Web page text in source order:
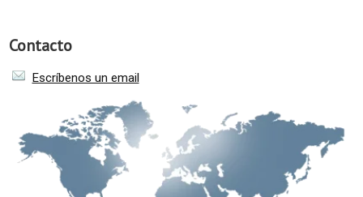
Contacto
Escríbenos un email